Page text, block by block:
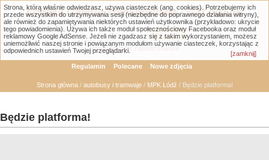
Łódzka Galeria Transportowa - GTLodz.eu
Wyszukiwanie zaawansowane
Regulamin Polecane Nowe zdjęcia
Strona główna/ autobusy i tramwaje/ MPK Łódź / Będzie platforma!
Będzie platforma!
Strona, którą właśnie odwiedzasz, używa ciasteczek (ang. cookies). Potrzebujemy ich
przede wszystkim do utrzymywania sesji (niezbędne do poprawnego działania witryny),
ale również do zapamiętywania niektórych ustawień użytkownika (przykładowo: ukrycie
tego powiadomienia). Używa ich także moduł społecznościowy Facebooka oraz moduł
reklamowy Google AdSense. Jeżeli nie zgadzasz się z takim wykorzystaniem, możesz
uniemożliwić naszej stronie i powiązanym modułom używanie ciasteczek, korzystając z
odpowiednich ustawień Twojej przeglądarki.
[zamknij]